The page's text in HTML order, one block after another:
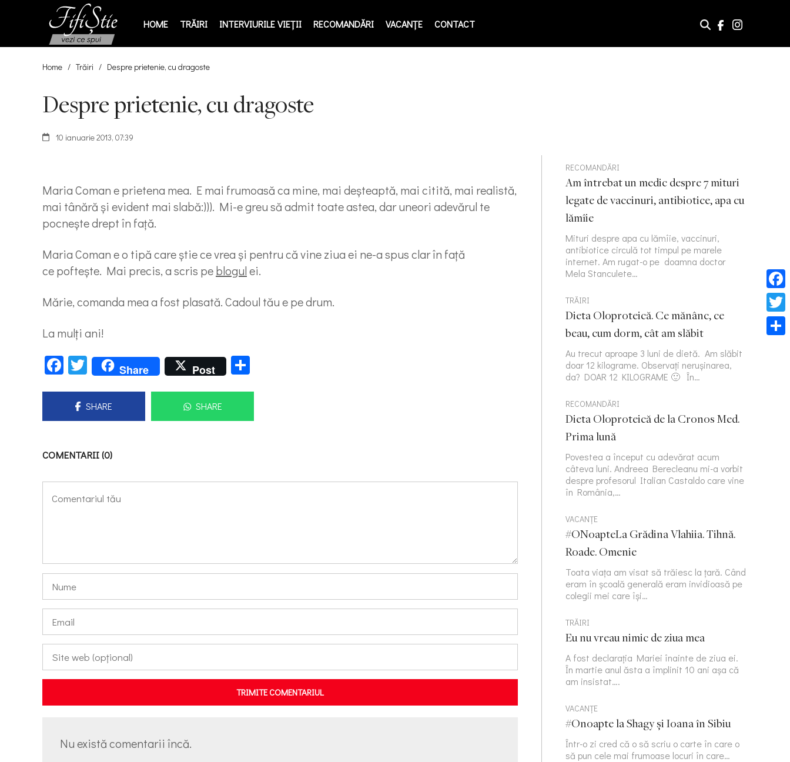
HOME TRĂIRI INTERVIURILE VIEŢII RECOMANDĂRI VACANȚE CONTACT
Home / Trăiri / Despre prietenie, cu dragoste
Despre prietenie, cu dragoste
10 ianuarie 2013, 07:39
Maria Coman e prietena mea. E mai frumoasă ca mine, mai deşteaptă, mai citită, mai realistă,
mai tânără și evident mai slabă:))). Mi-e greu să admit toate astea, dar uneori adevărul te
pocneşte drept în față.
Maria Coman e o tipă care ştie ce vrea şi pentru că vine ziua ei ne-a spus clar în faţă
ce pofteşte. Mai precis, a scris peblogulei.
Mărie, comanda mea a fost plasată. Cadoul tău e pe drum.
La mulţi ani!
Facebook
Twitter
Share Post
SHARE SHARE
COMENTARII (0)
TRIMITE COMENTARIUL
Nu există comentarii încă.
RECOMANDĂRI
Am întrebat un medic despre 7 mituri
legate de vaccinuri, antibiotice, apa cu
lămîie
Mituri despre apa cu lămîie, vaccinuri,
antibiotice circulă tot timpul pe marele
internet. Am rugat-o pe doamna doctor
Mela Stanculete…
TRĂIRI
Dieta Oloproteică. Ce mănânc, ce
beau, cum dorm, cât am slăbit
Au trecut aproape 3 luni de dietă. Am slăbit
doar 12 kilograme. Observați nerușinarea,
da? DOAR 12 KILOGRAME 🙂 În…
RECOMANDĂRI
Dieta Oloproteică de la Cronos Med.
Prima lună
Povestea a început cu adevărat acum
câteva luni. Andreea Berecleanu mi-a vorbit
despre profesorul Italian Castaldo care vine
în România,…
VACANȚE
#ONoapteLa Grădina Vlahiia. Tihnă.
Roade. Omenie
Toata viața am visat să trăiesc la țară. Când
eram în școală generală eram invidioasă pe
colegii mei care își…
TRĂIRI
Eu nu vreau nimic de ziua mea
A fost declarația Mariei înainte de ziua ei.
În martie anul ăsta a împlinit 10 ani așa că
am insistat….
VACANȚE
#Onoapte la Shagy și Ioana în Sibiu
Într-o zi cred că o să scriu o carte în care o
să pun cele mai frumoase locuri în care…